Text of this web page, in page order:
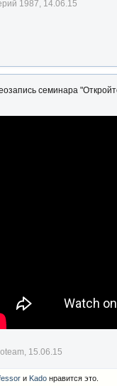
1987, 14.06.15
семинара
, 15.06.15
и Kadoнравится это.